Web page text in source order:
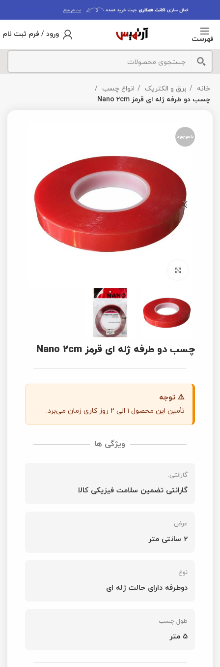
فهرست
ورود / فرم ثبت نام
خانه برق و الکتریک
انواع چسب
چسب دو طرفه ژله ای قرمز Nano 2cm
ناموجود
چسب دو طرفه ژله ای قرمز Nano 2cm
⚠️ توجه
تأمین این محصول ۱ الی ۲ روز کاری زمان می‌برد.
ویژگی ها
گارانتی:
گارانتی تضمین سلامت فیزیکی کالا
عرض
2 سانتی متر
نوع
دوطرفه دارای حالت ژله ای
طول چسب
5 متر